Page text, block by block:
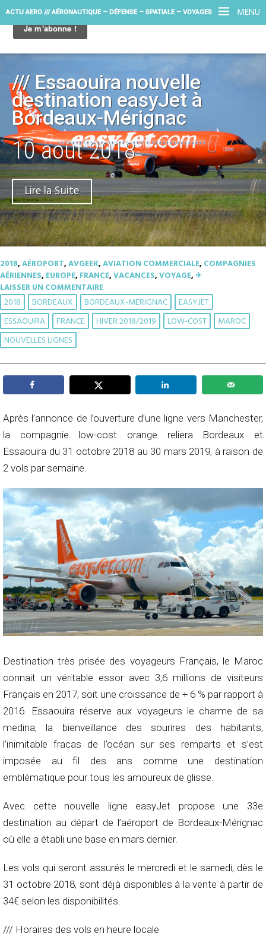
MENU
ACTU AERO /// AÉRONAUTIQUE – DÉFENSE – SPATIALE – VOYAGES
/// Essaouira nouvelle
destination easyJet à
Bordeaux-Mérignac
10 août 2018
Lire la Suite
2018,AÉROPORT,AVGEEK,AVIATION COMMERCIALE,COMPAGNIES
AÉRIENNES,EUROPE,FRANCE,VACANCES,VOYAGE,✈︎
LAISSER UN COMMENTAIRE
2018 BORDEAUX BORDEAUX-MERIGNAC
EASYJET
ESSAOUIRA
FRANCE HIVER 2018/2019 LOW-COST
MAROC
NOUVELLES LIGNES
Après l’annonce de l’ouverture d’une ligne vers Manchester,
la compagnie low-cost orange reliera Bordeaux et
Essaouira du 31 octobre 2018 au 30 mars 2019, à raison de
2 vols par semaine.
Destination très prisée des voyageurs Français, le Maroc
connait un véritable essor avec 3,6 millions de visiteurs
Français en 2017, soit une croissance de + 6 % par rapport à
2016. Essaouira réserve aux voyageurs le charme de sa
medina, la bienveillance des sourires des habitants,
l’inimitable fracas de l’océan sur ses remparts et s’est
imposée au fil des ans comme une destination
emblématique pour tous les amoureux de glisse.
Avec cette nouvelle ligne easyJet propose une 33e
destination au départ de l’aéroport de Bordeaux-Mérignac
où elle a établi une base en mars dernier.
Les vols qui seront assurés le mercredi et le samedi, dès le
31 octobre 2018, sont déjà disponibles à la vente à partir de
34€ selon les disponibilités.
/// Horaires des vols en heure locale